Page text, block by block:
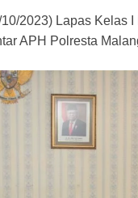
2023) Lapas Kelas
APH Polresta